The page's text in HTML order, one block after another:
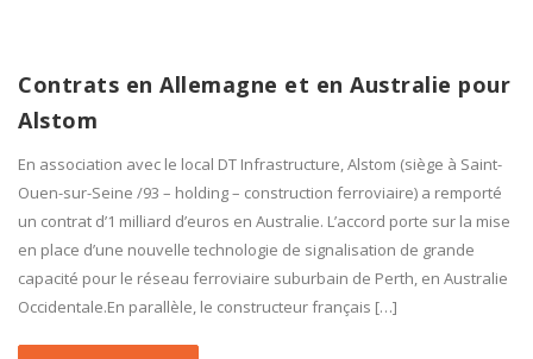
Contrats en Allemagne et en Australie pour
Alstom
En association avec le local DT Infrastructure, Alstom (siège à Saint-
Ouen-sur-Seine /93 – holding – construction ferroviaire) a remporté
un contrat d’1 milliard d’euros en Australie. L’accord porte sur la mise
en place d’une nouvelle technologie de signalisation de grande
capacité pour le réseau ferroviaire suburbain de Perth, en Australie
Occidentale.En parallèle, le constructeur français […]